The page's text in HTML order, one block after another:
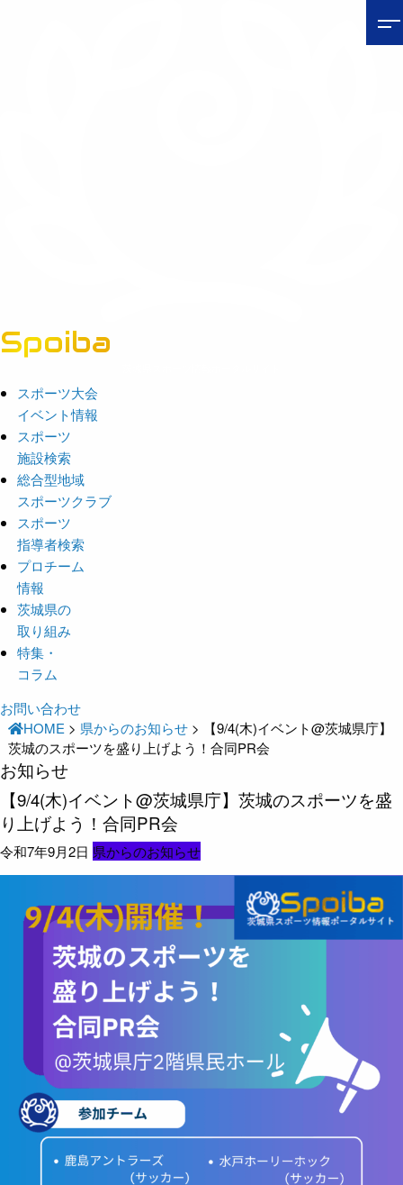
Spoiba
スポーツ大会
イベント情報
スポーツ
施設検索
総合型地域
スポーツクラブ
スポーツ
指導者検索
プロチーム
情報
茨城県の
取り組み
特集・
コラム
お問い合わせ
HOME > 県からのお知らせ >
【9/4(木)イベント@茨城県庁】
茨城のスポーツを盛り上げよう！合同PR会
お知らせ
【9/4(木)イベント@茨城県庁】茨城のスポーツを盛
り上げよう！合同PR会
令和7年9月2日 県からのお知らせ